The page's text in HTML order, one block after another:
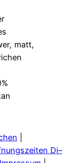
matt,
Di–